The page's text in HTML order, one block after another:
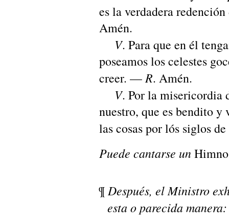
es la verdadera
Amén.
V. Para que en él
poseamos los celestes
creer. —R. Amén.
V. Por la misericordia
nuestro, que es bendito y
las cosas por lós siglos
Puede cantarse un
¶ Después, el Ministro
esta o parecida manera: